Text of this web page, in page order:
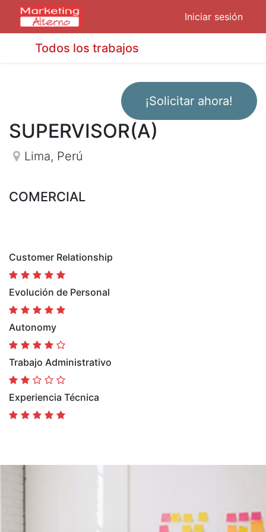
Iniciar sesión
Todos los trabajos
¡Solicitar ahora!
SUPERVISOR(A)
Lima, Perú
COMERCIAL
Customer Relationship
Evolución de Personal
Autonomy
Trabajo Administrativo
Experiencia Técnica